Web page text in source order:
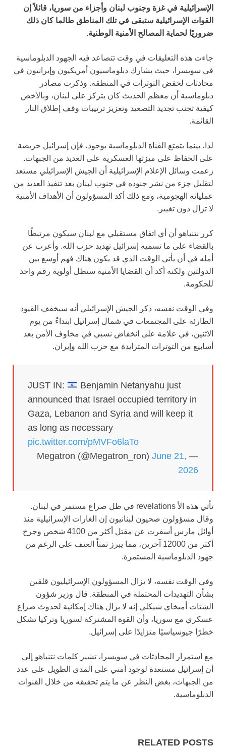
الإسرائيلية في غزة وجنوب لبنان وأجزاء من سوريا، قائلاً إن
القوات الإسرائيلية ستبقى في تلك المناطق طالما كان ذلك
ضروريًا لحماية المصالح الأمنية الوطنية.
جاءت هذه التعليقات في وقت تتصاعد فيه الجهود الدبلوماسية
في سويسرا، حيث يشارك دبلوماسيون أمريكيون وإيرانيون في
محادثات لخفض التوترات في المنطقة. وذكرت مصادر
دبلوماسية أن معظم الحديث كان يتركز على لبنان، وبالأخص
كيفية تجنب تجديد التصعيد وتعزيز ترتيبات وقف إطلاق النار
القائمة.
لذا، بينما يتمتع القناة الدبلوماسية بوجود، فإن إسرائيل حريصة
على الحفاظ على ميزتها العسكرية على العديد من الجبهات.
زعمت وسائل الإعلام الإسرائيلية أن الجيش الإسرائيلي مستعد
لتقليل جزء من نشر جنوده في جنوب لبنان بعد تنفيذ العديد من
عملياته الهجومية، ومع ذلك أكد المسؤولون أن الأهداف الأمنية
لا تزال دون تغيير.
كرر نتنياهو أن أي اتفاق مستقبلي مع لبنان سيكون مرتبطًا
بالقضاء على ما تسميه إسرائيل تهديد حزب الله. وأعرب عن
أمله في أن يأتي الوقت الذي قد يكون هناك فهم أوسع بين
الدولتين ولكنه أكد أن القضايا الأمنية ستظل أولوية رقم واحد
للحكومة.
وفي الوقت نفسه، ذكر الجيش الإسرائيلي أنه سيخفف القيود
الطارئة على المجتمعات في شمال إسرائيل ابتداءً من يوم
الاثنين، في علامة على انخفاض نسبي في مخاوف الأمن بعد
أسابيع من التوترات المتزايدة مع حزب الله وإيران.
JUST IN:
Benjamin Netanyahu just
announced that Israel occupied territory in
Gaza, Lebanon and Syria and will keep it
as long as necessary
pic.twitter.com/pMVFo6laTo
— Megatron (@Megatron_ron)
June 21,
2026
تأتي هذه الأ revelations في ظل صراع مستمر في لبنان.
وقال مسؤولون صحيون لبنانيون إن الغارات الإسرائيلية منذ
أوائل مارس أسفرت عن مقتل أكثر من 4100 شخص وجرح
أكثر من 12000 آخرين، مما يبرز ثمناً العنف على الرغم من
جهود الدبلوماسية المستمرة.
وفي الوقت نفسه، لا يزال المسؤولون الإسرائيليون قلقين
بشأن التهديدات المحتملة في المنطقة. قال وزير شؤون
الشتات أميخاي شيكلي إنه لا يزال هناك إمكانية لحدوث صراع
عسكري مع سوريا، وأن القوة المشتركة لسوريا وتركيا تشكل
خطرًا جيوسياسيًا متزايدًا على إسرائيل.
مع استمرار المحادثات في سويسرا، تشير كلمات نتنياهو إلى
أن إسرائيل مستعدة لوجود أمني على المدى الطويل على عدد
من الجبهات، بغض النظر عن ما يتم تحقيقه من خلال القنوات
الدبلوماسية.
RELATED POSTS